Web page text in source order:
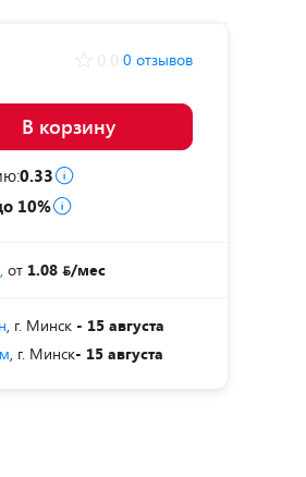
0 отзывов
В корзину
0.33
10%
от 1.08 /мес
, г. Минск - 15 августа
, г. Минск- 15 августа